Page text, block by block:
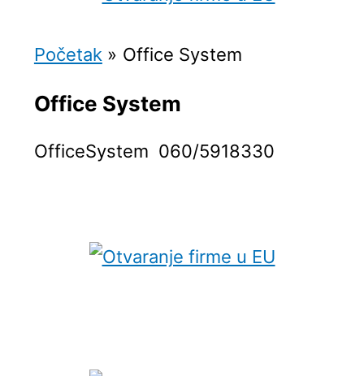
Početak Office System
Office System
OfficeSystem 060/5918330